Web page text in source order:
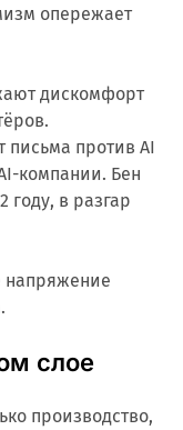
опережает
дискомфорт
письма против AI
компании. Бен
в разгар
напряжение
слое
производство,